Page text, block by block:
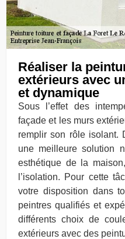
Réaliser la
extérieurs avec
et dynamique
Sous l’effet des
façade et les murs
remplir son rôle isolant.
une meilleure solution
esthétique de la
l’isolation. Pour cette
votre disposition dans
peintres qualifiés et
différents choix de
extérieurs avec des